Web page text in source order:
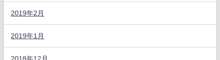
2019年2月
2019年1月
2018年12月